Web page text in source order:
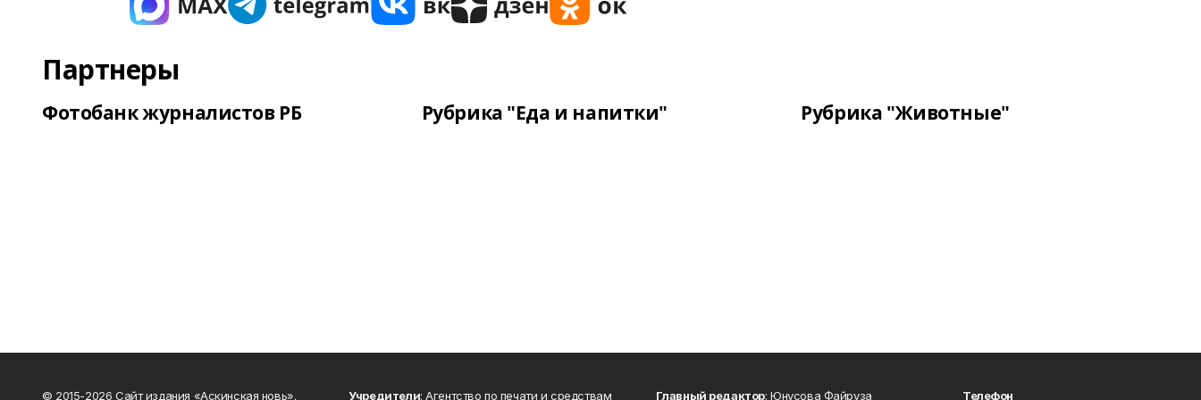
Партнеры
Фотобанк журналистов РБ Рубрика "Еда и напитки" Рубрика "Животные"
© 2015-2026 Сайт издания «Аскинская новь». Учредители: Агентство по печати и средствам Главный редактор: Юнусова Файруза Телефон